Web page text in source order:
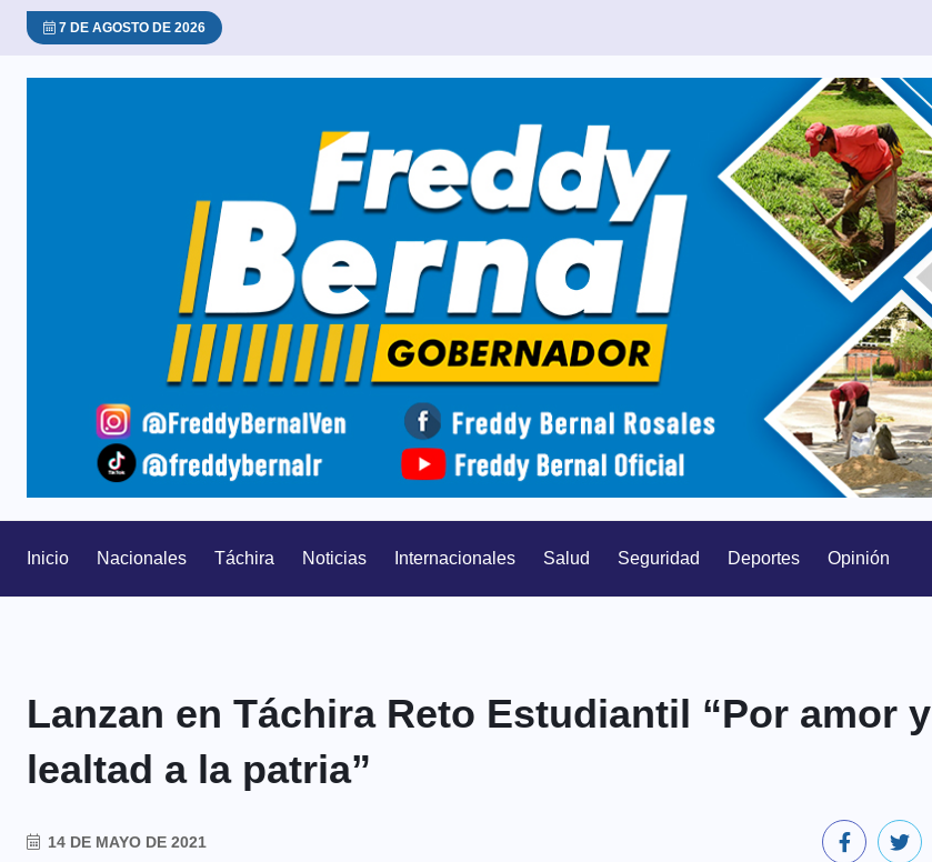
7 DE AGOSTO DE 2026
Inicio Nacionales Táchira Noticias Internacionales Salud Seguridad Deportes Opinión
Lanzan en Táchira Reto Estudiantil “Por amor y
lealtad a la patria”
14 DE MAYO DE 2021